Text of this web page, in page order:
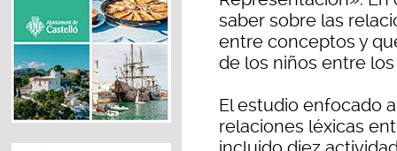
saber sobre las
entre conceptos y
de los niños entre
El estudio enfocado
relaciones léxicas